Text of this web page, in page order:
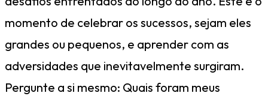
momento de celebrar os sucessos, sejam eles
grandes ou pequenos, e aprender com as
adversidades que inevitavelmente surgiram.
Pergunte a si mesmo: Quais foram meus